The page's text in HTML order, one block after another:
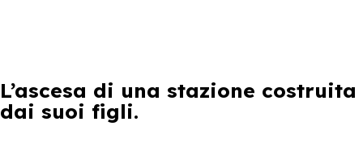
L’ascesa di una stazione costruita
dai suoi figli.